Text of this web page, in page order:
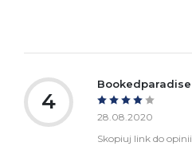
4
Bookedparadise
28.08.2020
Skopiuj link do opinii